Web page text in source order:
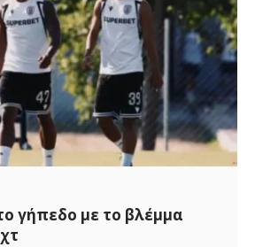
γήπεδο με το βλέμμα